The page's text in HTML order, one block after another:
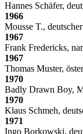
Hannes Schäfer,
1966
Mousse T.,
1967
Frank Fredericks,
1967
Thomas Muster,
1970
Badly Drawn Boy,
1970
Klaus Schmeh,
1971
Ingo Borkowski,